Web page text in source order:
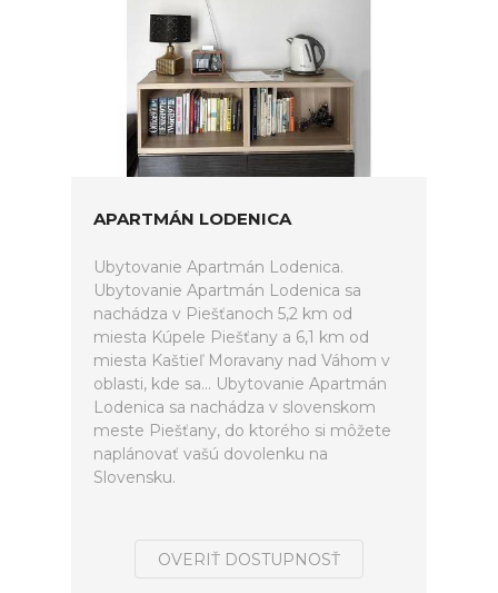
APARTMÁN LODENICA
Ubytovanie Apartmán Lodenica.
Ubytovanie Apartmán Lodenica sa
nachádza v Piešťanoch 5,2 km od
miesta Kúpele Piešťany a 6,1 km od
miesta Kaštieľ Moravany nad Váhom v
oblasti, kde sa... Ubytovanie Apartmán
Lodenica sa nachádza v slovenskom
meste Piešťany, do ktorého si môžete
naplánovať vašú dovolenku na
Slovensku.
OVERIŤ DOSTUPNOSŤ